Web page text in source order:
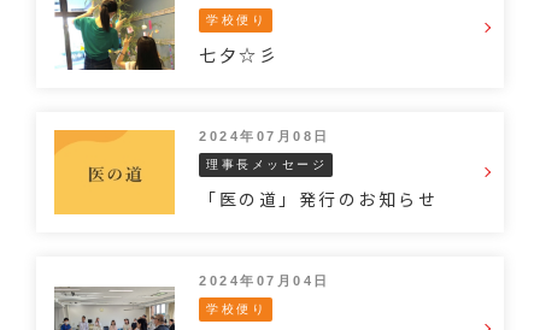
学校便り
七夕☆彡
2024年07月08日
理事長メッセージ
「医の道」発行のお知らせ
2024年07月04日
学校便り